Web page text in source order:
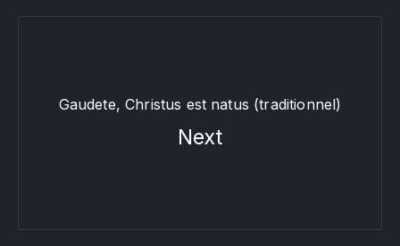
Gaudete, Christus est natus (traditionnel)
Next